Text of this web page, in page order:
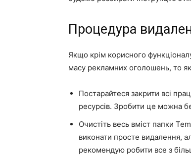
Процедура
Якщо крім корисного
масу рекламних оголошень, то
Постарайтеся закрити всі
ресурсів. Зробити це можна
Очистіть весь вміст папки
виконати просте видалення,
рекомендую робити все з